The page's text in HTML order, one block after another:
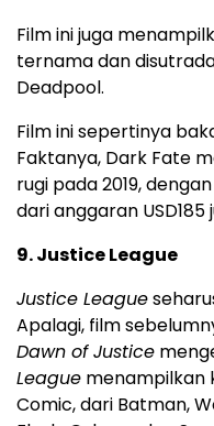
Film ini juga
ternama dan
Deadpool.
Film ini sepertinya
Faktanya, Dark Fate
rugi pada 2019,
dari anggaran USD185
9. Justice League
Justice League
Apalagi, film
Dawn of Justice
League menampilkan
Comic, dari Batman,